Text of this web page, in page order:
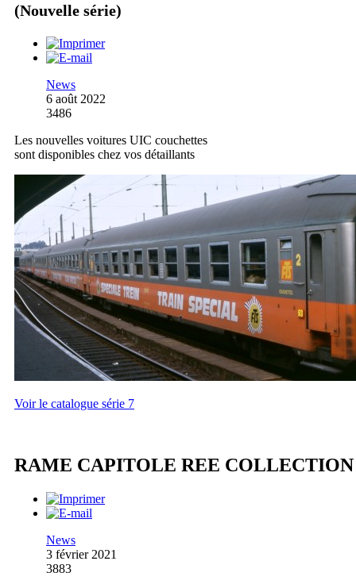
(Nouvelle série)
News
6 août 2022
3486
Les nouvelles voitures UIC couchettes
sont disponibles chez vos détaillants
Voir le catalogue série 7
RAME CAPITOLE REE COLLECTION
News
3 février 2021
3883